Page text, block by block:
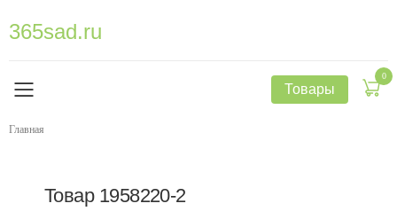
365sad.ru
Товары
0
Главная
Товар 1958220-2